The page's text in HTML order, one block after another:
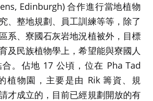
Edinburgh) 合作進行當地植物
、整地規劃、員工訓練等等，除了
系、寮國石灰岩地況植被外，目標
及民族植物學上，希望能與寮國人
。佔地 17 公頃，位在 Pha Tad
植物園，主要是由 Rik 籌資、規
才成立的，目前已經規劃開放的有